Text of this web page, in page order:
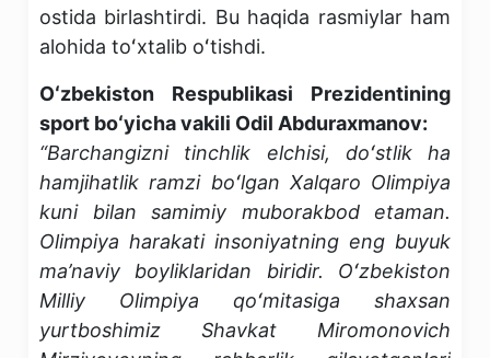
ostida birlashtirdi. Bu haqida rasmiylar ham
alohida toʻxtalib oʻtishdi.
Oʻzbekiston Respublikasi Prezidentining
sport boʻyicha vakili Odil Abduraxmanov:
“Barchangizni tinchlik elchisi, doʻstlik ha
hamjihatlik ramzi boʻlgan Xalqaro Olimpiya
kuni bilan samimiy muborakbod etaman.
Olimpiya harakati insoniyatning eng buyuk
ma’naviy boyliklaridan biridir. Oʻzbekiston
Milliy Olimpiya qoʻmitasiga shaxsan
yurtboshimiz Shavkat Miromonovich